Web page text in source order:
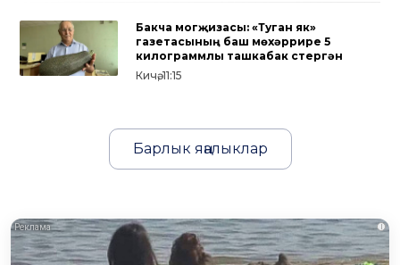
Бакча могҗизасы: «Туган як»
газетасының баш мөхәррире 5
килограммлы ташкабак үстергән
Кичә, 11:15
Барлык яңалыклар
i